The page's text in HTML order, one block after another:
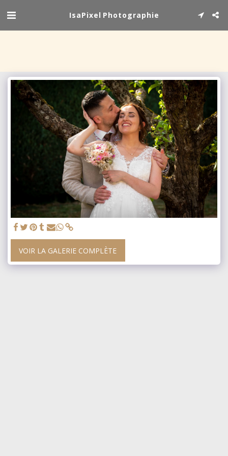
IsaPixel Photographie
VOIR LA GALERIE COMPLÈTE